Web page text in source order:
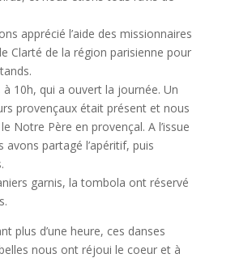
apprécié l’aide des missionnaires
Clarté de la région parisienne pour
à 10h, qui a ouvert la journée. Un
provençaux était présent et nous
Notre Père en provençal. A l’issue
avons partagé l’apéritif, puis
garnis, la tombola ont réservé
plus d’une heure, ces danses
nous ont réjoui le coeur et à